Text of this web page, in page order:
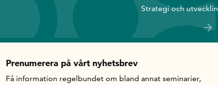
Strategi och
Prenumerera på vårt nyhetsbrev
Få information regelbundet om bland annat seminarier,